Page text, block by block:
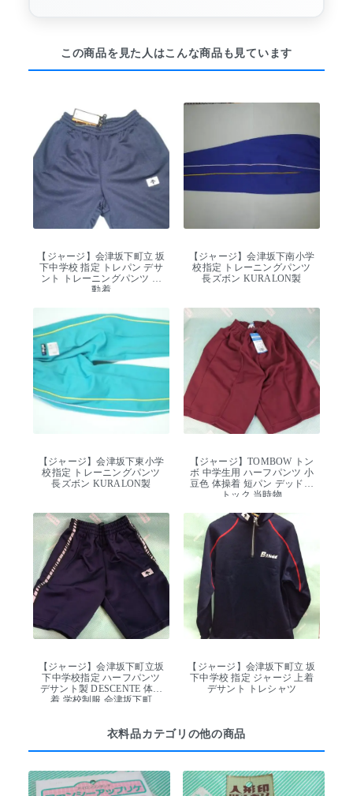
この商品を見た人はこんな商品も見ています
【ジャージ】会津坂下町立 坂
下中学校 指定 トレパン デサ
ント トレーニングパンツ 運
動着
【ジャージ】会津坂下南小学
校指定 トレーニングパンツ
長ズボン KURALON製
【ジャージ】会津坂下東小学
校指定 トレーニングパンツ
長ズボン KURALON製
【ジャージ】TOMBOW トン
ボ 中学生用 ハーフパンツ 小
豆色 体操着 短パン デッドス
トック 当時物
【ジャージ】会津坂下町立坂
下中学校指定 ハーフパンツ
デサント製 DESCENTE 体操
着 学校制服 会津坂下町
【ジャージ】会津坂下町立 坂
下中学校 指定 ジャージ 上着
デサント トレシャツ
衣料品カテゴリの他の商品